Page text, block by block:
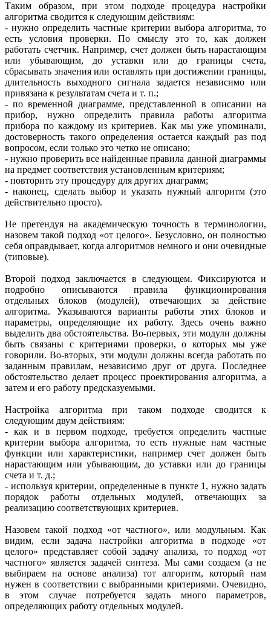
Таким образом, при этом подходе процедура настройки
алгоритма сводится к следующим действиям:
- нужно определить частные критерии выбора алгоритма, то
есть условия проверки. По смыслу это то, как должен
работать счетчик. Например, счет должен быть нарастающим
или убывающим, до уставки или до границы счета,
сбрасывать значения или оставлять при достижении границы,
длительность выходного сигнала задается независимо или
привязана к результатам счета и т. п.;
- по временной диаг­рамме, представленной в описании на
прибор, нужно определить правила работы алгоритма
прибора по каждому из критериев. Как мы уже упоминали,
достоверность такого определения остается каждый раз под
вопросом, если только это четко не описано;
- нужно проверить все найденные правила данной диаграммы
на предмет соответствия установленным критериям;
- повторить эту процедуру для других диаграмм;
- наконец, сделать выбор и указать нужный алгоритм (это
действительно просто).
Не претендуя на академическую точность в терминологии,
назовем такой подход «от целого». Безусловно, он полностью
себя оправдывает, когда алгоритмов немного и они очевидные
(типовые).
Второй подход заключается в следующем. Фиксируются и
подробно описываются правила функционирования
отдельных блоков (модулей), отвечающих за действие
алгоритма. Указываются варианты работы этих блоков и
парамет­ры, определяющие их работу. Здесь очень важно
выделить два обстоятельства. Во‑первых, эти модули должны
быть связаны с критериями проверки, о которых мы уже
говорили. Во‑вторых, эти модули должны всегда работать по
заданным правилам, независимо друг от друга. Последнее
обстоятельство делает процесс проектирования алгоритма, а
затем и его работу предсказуемыми.
Настройка алгоритма при таком подходе сводится к
следующим двум действиям:
- как и в первом подходе, требуется определить частные
критерии выбора алгоритма, то есть нужные нам частные
функции или характеристики, например счет должен быть
нарастающим или убывающим, до уставки или до границы
счета и т. д.;
- используя критерии, определенные в пункте 1, нужно задать
порядок работы отдельных модулей, отвечающих за
реализацию соответствующих критериев.
Назовем такой подход «от частного», или модульным. Как
видим, если задача настройки алгоритма в подходе «от
целого» представляет собой задачу анализа, то подход «от
частного» является задачей синтеза. Мы сами создаем (а не
выбираем на основе анализа) тот алгоритм, который нам
нужен в соответствии с выбранными критериями. Очевидно,
в этом случае потребуется задать много параметров,
определяющих работу отдельных модулей.